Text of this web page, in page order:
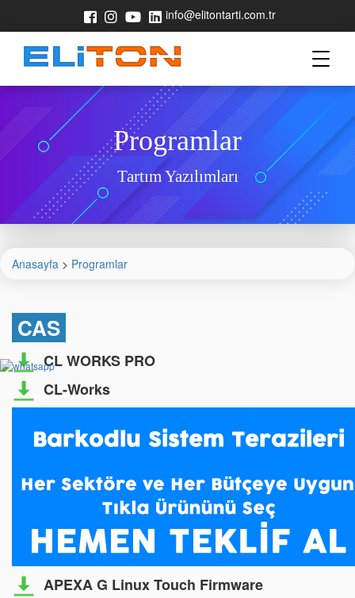
info@elitontarti.com.tr
Programlar
Tartım Yazılımları
Anasayfa > Programlar
CAS
CL WORKS PRO
CL-Works
APEXA G Linux Touch Firmware